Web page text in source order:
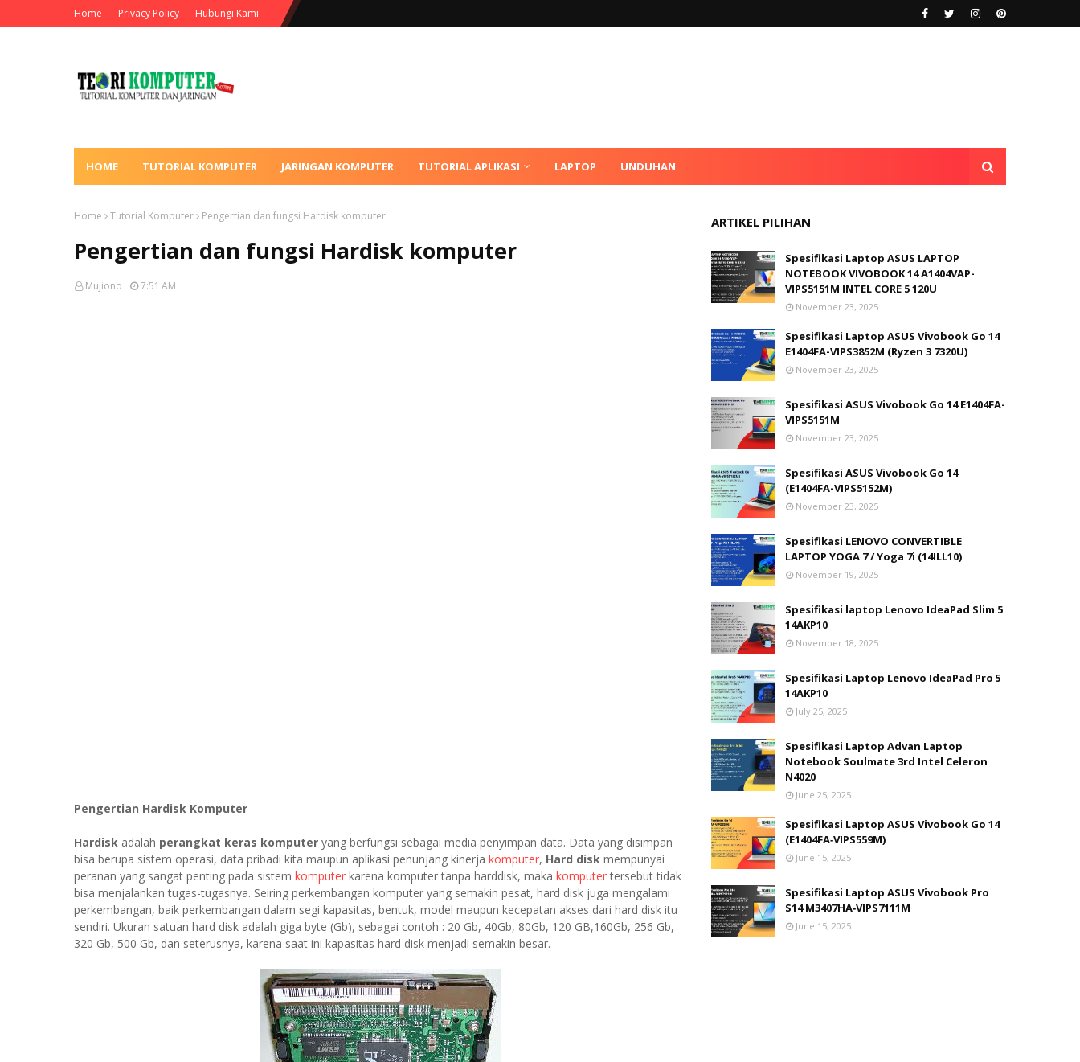
Home Privacy Policy Hubungi Kami
HOME TUTORIAL KOMPUTER JARINGAN KOMPUTER TUTORIAL APLIKASI LAPTOP UNDUHAN
Home Tutorial Komputer Pengertian dan fungsi Hardisk komputer
Pengertian dan fungsi Hardisk komputer
Mujiono 7:51 AM
Pengertian Hardisk Komputer
Hardisk adalah perangkat keras komputer yang berfungsi sebagai media penyimpan data. Data yang disimpan
bisa berupa sistem operasi, data pribadi kita maupun aplikasi penunjang kinerja komputer, Hard disk mempunyai
peranan yang sangat penting pada sistem komputer karena komputer tanpa harddisk, maka komputertersebut tidak
bisa menjalankan tugas-tugasnya. Seiring perkembangan komputer yang semakin pesat, hard disk juga mengalami
perkembangan, baik perkembangan dalam segi kapasitas, bentuk, model maupun kecepatan akses dari hard disk itu
sendiri. Ukuran satuan hard disk adalah giga byte (Gb), sebagai contoh : 20 Gb, 40Gb, 80Gb, 120 GB,160Gb, 256 Gb,
320 Gb, 500 Gb, dan seterusnya, karena saat ini kapasitas hard disk menjadi semakin besar.
ARTIKEL PILIHAN
Spesifikasi Laptop ASUS LAPTOP
NOTEBOOK VIVOBOOK 14 A1404VAP-
VIPS5151M INTEL CORE 5 120U
November 23, 2025
Spesifikasi Laptop ASUS Vivobook Go 14
E1404FA-VIPS3852M (Ryzen 3 7320U)
November 23, 2025
Spesifikasi ASUS Vivobook Go 14 E1404FA-
VIPS5151M
November 23, 2025
Spesifikasi ASUS Vivobook Go 14
(E1404FA-VIPS5152M)
November 23, 2025
Spesifikasi LENOVO CONVERTIBLE
LAPTOP YOGA 7 / Yoga 7i (14ILL10)
November 19, 2025
Spesifikasi laptop Lenovo IdeaPad Slim 5
14AKP10
November 18, 2025
Spesifikasi Laptop Lenovo IdeaPad Pro 5
14AKP10
July 25, 2025
Spesifikasi Laptop Advan Laptop
Notebook Soulmate 3rd Intel Celeron
N4020
June 25, 2025
Spesifikasi Laptop ASUS Vivobook Go 14
(E1404FA‑VIPS559M)
June 15, 2025
Spesifikasi Laptop ASUS Vivobook Pro
S14 M3407HA‑VIPS7111M
June 15, 2025